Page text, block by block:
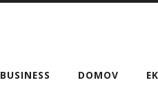
BUSINESS DOMOV